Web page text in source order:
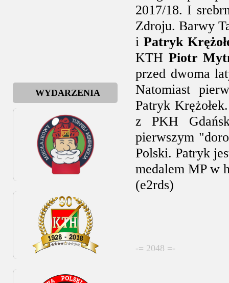
WYDARZENIA
2017/18. I
Zdroju. Barwy
i Patryk
KTH Piotr
przed dwoma
Natomiast
Patryk
z PKH
pierwszym
Polski. Patryk
medalem MP w
(e2rds)
-= 2048 =-